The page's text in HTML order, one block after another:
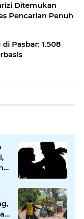
Ditemukan
Pencarian Penuh
Pasbar: 1.508